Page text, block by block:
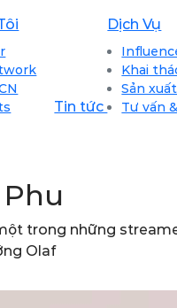
Tin tức
Dịch Vụ
Khai
Sản
Tư vấn
trong những
Olaf